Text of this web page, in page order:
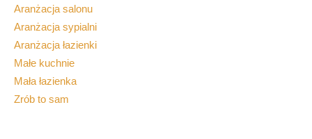
Aranżacja salonu
Aranżacja sypialni
Aranżacja łazienki
Małe kuchnie
Mała łazienka
Zrób to sam